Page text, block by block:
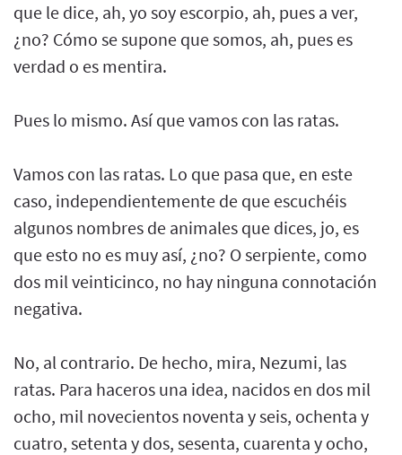
que le dice, ah, yo soy escorpio, ah, pues a ver,
¿no? Cómo se supone que somos, ah, pues es
verdad o es mentira.
Pues lo mismo. Así que vamos con las ratas.
Vamos con las ratas. Lo que pasa que, en este
caso, independientemente de que escuchéis
algunos nombres de animales que dices, jo, es
que esto no es muy así, ¿no? O serpiente, como
dos mil veinticinco, no hay ninguna connotación
negativa.
No, al contrario. De hecho, mira, Nezumi, las
ratas. Para haceros una idea, nacidos en dos mil
ocho, mil novecientos noventa y seis, ochenta y
cuatro, setenta y dos, sesenta, cuarenta y ocho,